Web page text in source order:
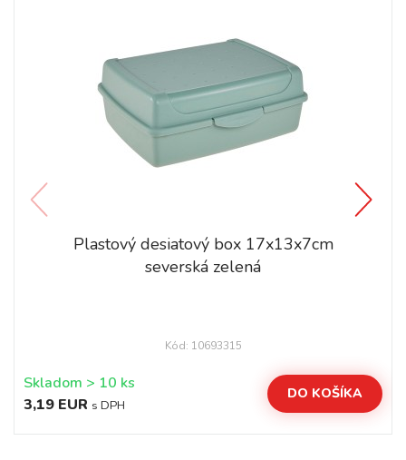
Plastový desiatový box 17x13x7cm
severská zelená
Kód: 10693315
Skladom > 10 ks
3,19 EUR s DPH
DO KOŠÍKA